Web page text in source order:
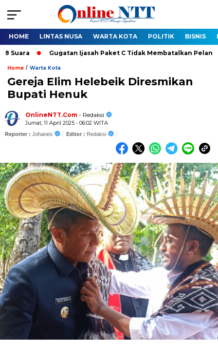
HOME LINTAS NUSA WARTA KOTA POLITIK BISNIS
Gugatan Ijasah Paket C Tidak Membatalkan Pelantikan
Home / Warta Kota
Gereja Elim Helebeik Diresmikan
Bupati Henuk
OnlineNTT.Com - Redaksi
Jumat, 11 April 2025 - 06:02 WITA
Reporter : Johanes Editor : Redaksi